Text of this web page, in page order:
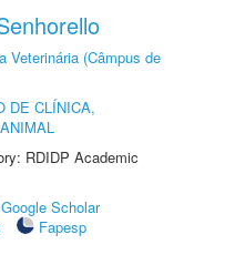
Veterinária (Câmpus de
DE CLÍNICA,
RDIDP Academic
Google Scholar
Fapesp